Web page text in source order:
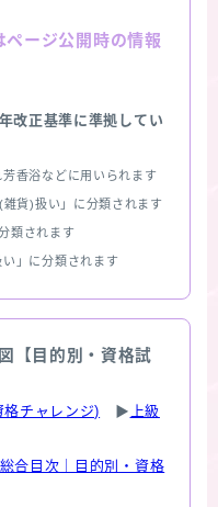
ージ公開時の情報
改正基準に準拠してい
香浴などに用いられます
貨)扱い」に分類されます
類されます
」に分類されます
【目的別・資格試
格チャレンジ) ▶ 上級
合目次｜目的別・資格